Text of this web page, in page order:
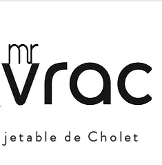
jetable de Cholet